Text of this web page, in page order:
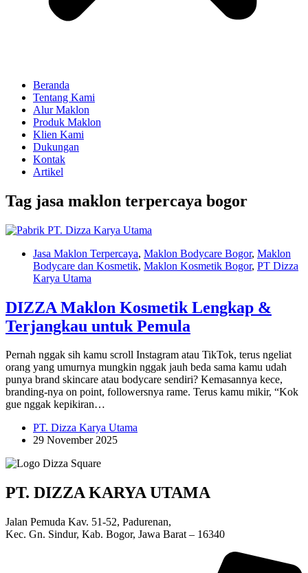
Beranda
Tentang Kami
Alur Maklon
Produk Maklon
Klien Kami
Dukungan
Kontak
Artikel
Tag jasa maklon terpercaya bogor
Jasa Maklon Terpercaya, Maklon Bodycare Bogor, Maklon
Bodycare dan Kosmetik, Maklon Kosmetik Bogor, PT Dizza
Karya Utama
DIZZA Maklon Kosmetik Lengkap &
Terjangkau untuk Pemula
Pernah nggak sih kamu scroll Instagram atau TikTok, terus ngeliat
orang yang umurnya mungkin nggak jauh beda sama kamu udah
punya brand skincare atau bodycare sendiri? Kemasannya kece,
branding-nya on point, followersnya rame. Terus kamu mikir, “Kok
gue nggak kepikiran…
PT. Dizza Karya Utama
29 November 2025
PT. DIZZA KARYA UTAMA
Jalan Pemuda Kav. 51-52, Padurenan,
Kec. Gn. Sindur, Kab. Bogor, Jawa Barat – 16340